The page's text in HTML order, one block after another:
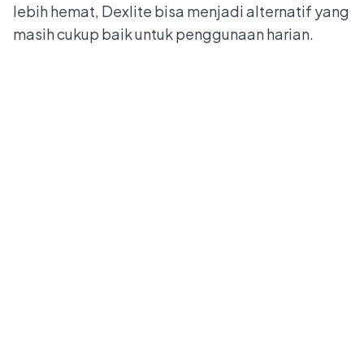
lebih hemat, Dexlite bisa menjadi alternatif yang
masih cukup baik untuk penggunaan harian.